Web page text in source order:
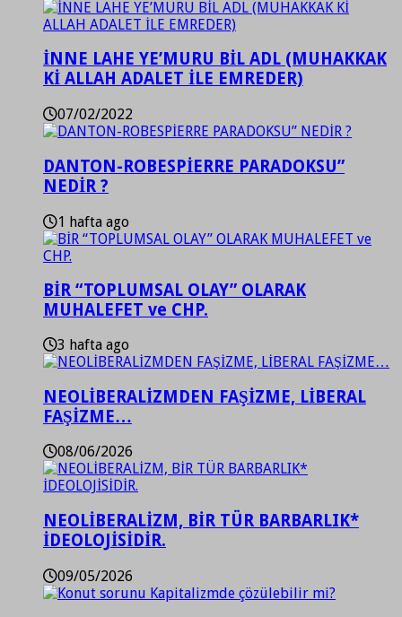
İNNE LAHE YE’MURU BİL ADL (MUHAKKAK
Kİ ALLAH ADALET İLE EMREDER)
07/02/2022
DANTON-ROBESPİERRE PARADOKSU”
NEDİR ?
1 hafta ago
BİR “TOPLUMSAL OLAY” OLARAK
MUHALEFET ve CHP.
3 hafta ago
NEOLİBERALİZMDEN FAŞİZME, LİBERAL
FAŞİZME…
08/06/2026
NEOLİBERALİZM, BİR TÜR BARBARLIK*
İDEOLOJİSİDİR.
09/05/2026